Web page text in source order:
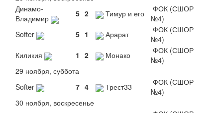
Динамо-
Владимир
5 2 Тимур и его
ФОК (СШОР
№4)
Softer
5 1 Арарат
ФОК (СШОР
№4)
Киликия
1 2 Монако
ФОК (СШОР
№4)
29 ноября, суббота
Softer
7 4 Трест33
ФОК (СШОР
№4)
30 ноября, воскресенье